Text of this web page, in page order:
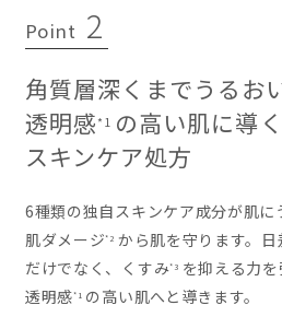
Point 2
角質層深くまでうるお
透明感*1 の高い肌に導く
スキンケア処方
6種類の独自スキンケア成分が肌に
肌ダメージ*2 から肌を守ります。
だけでなく、くすみ*3 を抑える力
透明感*1 の高い肌へと導きます。